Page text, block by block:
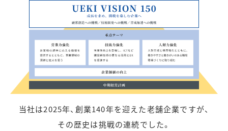
当社は2025年、創業140年を迎えた老舗企業ですが、
その歴史は挑戦の連続でした。